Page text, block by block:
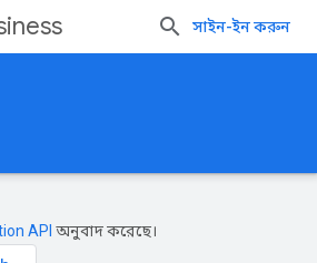
সাইন-ইন করুন
API অনুবাদ করেছে।